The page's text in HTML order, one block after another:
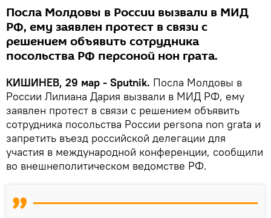
Посла Молдовы в России вызвали в МИД
РФ, ему заявлен протест в связи с
решением объявить сотрудника
посольства РФ персоной нон грата.
КИШИНЕВ, 29 мар - Sputnik. Посла Молдовы в
России Лилиана Дария вызвали в МИД РФ, ему
заявлен протест в связи с решением объявить
сотрудника посольства России persona non grata и
запретить въезд российской делегации для
участия в международной конференции, сообщили
во внешнеполитическом ведомстве РФ.